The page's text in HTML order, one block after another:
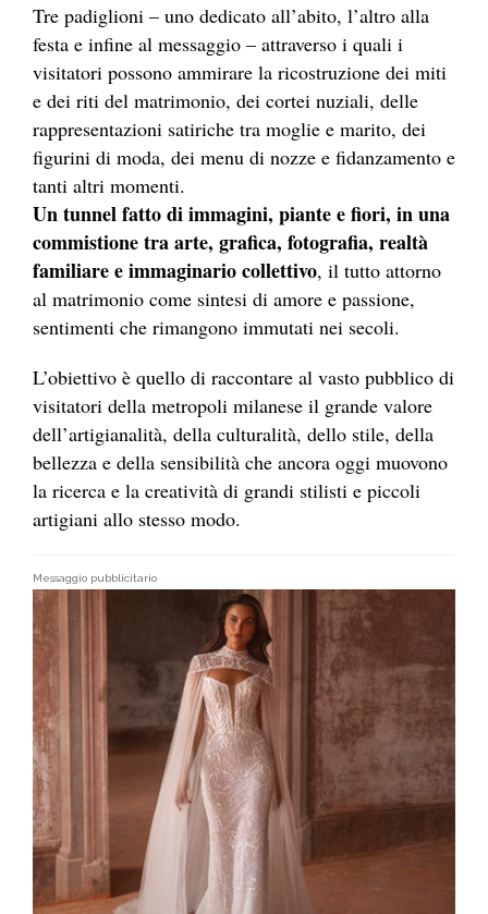
Tre padiglioni – uno dedicato all’abito, l’altro alla
festa e infine al messaggio – attraverso i quali i
visitatori possono ammirare la ricostruzione dei miti
e dei riti del matrimonio, dei cortei nuziali, delle
rappresentazioni satiriche tra moglie e marito, dei
figurini di moda, dei menu di nozze e fidanzamento e
tanti altri momenti.
Un tunnel fatto di immagini, piante e fiori, in una
commistione tra arte, grafica, fotografia, realtà
familiare e immaginario collettivo, il tutto attorno
al matrimonio come sintesi di amore e passione,
sentimenti che rimangono immutati nei secoli.
L’obiettivo è quello di raccontare al vasto pubblico di
visitatori della metropoli milanese il grande valore
dell’artigianalità, della culturalità, dello stile, della
bellezza e della sensibilità che ancora oggi muovono
la ricerca e la creatività di grandi stilisti e piccoli
artigiani allo stesso modo.
Messaggio pubblicitario